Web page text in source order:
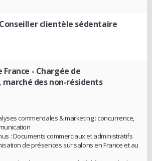
clientèle sédentaire
France - Chargée de
des non-résidents
commerciales & marketing : concurrence,
: Documents commerciaux et administratifs
de présences sur salons en France et au